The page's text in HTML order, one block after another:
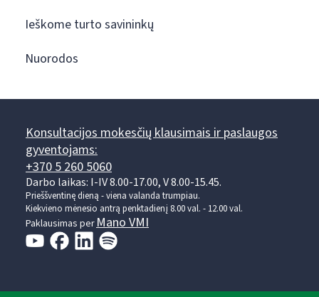
Ieškome turto savininkų
Nuorodos
Konsultacijos mokesčių klausimais ir paslaugos
gyventojams:
+370 5 260 5060
Darbo laikas: I-IV 8.00-17.00, V 8.00-15.45.
Prieššventinę dieną - viena valanda trumpiau.
Kiekvieno mėnesio antrą penktadienį 8.00 val. - 12.00 val.
Paklausimas perMano VMI